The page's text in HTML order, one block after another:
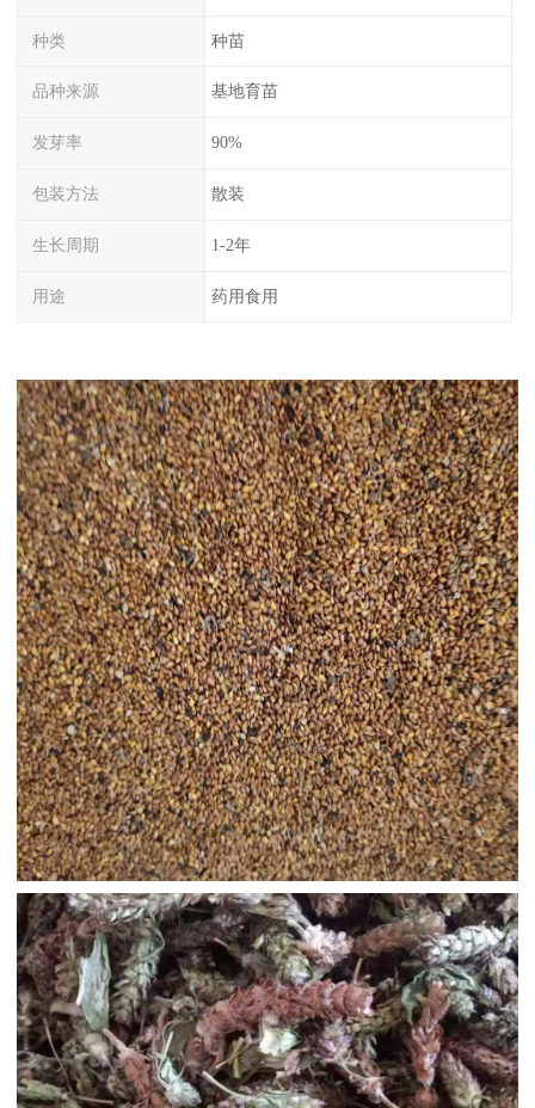
种类 种苗
品种来源 基地育苗
发芽率 90%
包装方法 散装
生长周期 1-2年
用途 药用食用